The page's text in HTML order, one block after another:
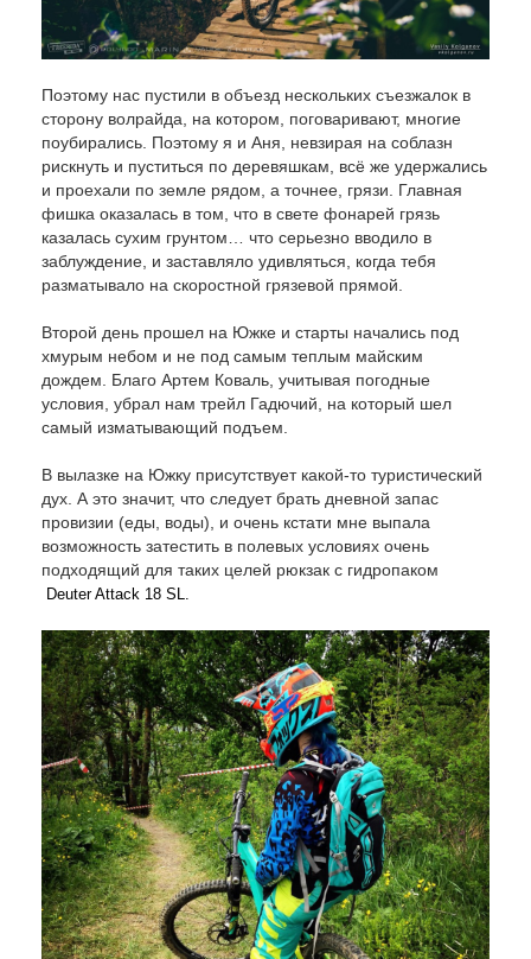
Поэтому нас пустили в объезд нескольких съезжалок в
сторону волрайда, на котором, поговаривают, многие
поубирались. Поэтому я и Аня, невзирая на соблазн
рискнуть и пуститься по деревяшкам, всё же удержались
и проехали по земле рядом, а точнее, грязи. Главная
фишка оказалась в том, что в свете фонарей грязь
казалась сухим грунтом… что серьезно вводило в
заблуждение, и заставляло удивляться, когда тебя
разматывало на скоростной грязевой прямой.
Второй день прошел на Южке и старты начались под
хмурым небом и не под самым теплым майским
дождем. Благо Артем Коваль, учитывая погодные
условия, убрал нам трейл Гадючий, на который шел
самый изматывающий подъем.
В вылазке на Южку присутствует какой-то туристический
дух. А это значит, что следует брать дневной запас
провизии (еды, воды), и очень кстати мне выпала
возможность затестить в полевых условиях очень
подходящий для таких целей рюкзак с гидропаком
Deuter Attack 18 SL.